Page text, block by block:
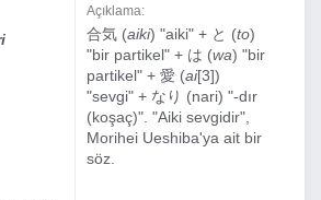
Açıklama:
合気 (aiki) "aiki" + と (to)
"bir partikel" + は (wa) "bir
partikel" + 愛 (ai[3])
"sevgi" + なり (nari) "-dır
(koşaç)". "Aiki sevgidir",
Morihei Ueshiba'ya ait bir
söz.